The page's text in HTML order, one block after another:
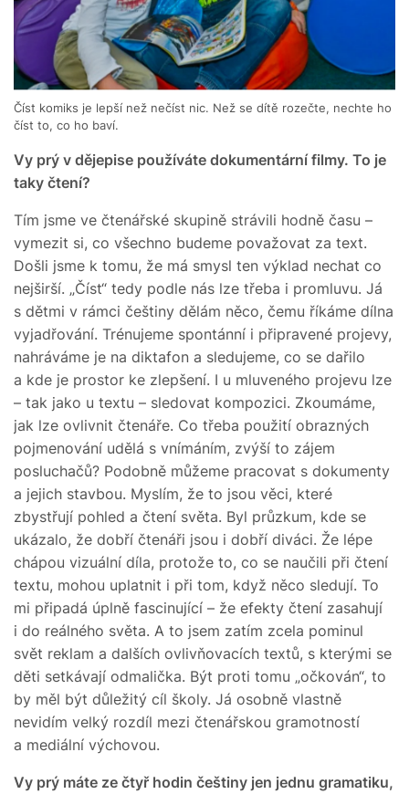
Číst komiks je lepší než nečíst nic. Než se dítě rozečte, nechte ho
číst to, co ho baví.
Vy prý v dějepise používáte dokumentární filmy. To je
taky čtení?
Tím jsme ve čtenářské skupině strávili hodně času –
vymezit si, co všechno budeme považovat za text.
Došli jsme k tomu, že má smysl ten výklad nechat co
nejširší. „Číst“ tedy podle nás lze třeba i promluvu. Já
s dětmi v rámci češtiny dělám něco, čemu říkáme dílna
vyjadřování. Trénujeme spontánní i připravené projevy,
nahráváme je na diktafon a sledujeme, co se dařilo
a kde je prostor ke zlepšení. I u mluveného projevu lze
– tak jako u textu – sledovat kompozici. Zkoumáme,
jak lze ovlivnit čtenáře. Co třeba použití obrazných
pojmenování udělá s vnímáním, zvýší to zájem
posluchačů? Podobně můžeme pracovat s dokumenty
a jejich stavbou. Myslím, že to jsou věci, které
zbystřují pohled a čtení světa. Byl průzkum, kde se
ukázalo, že dobří čtenáři jsou i dobří diváci. Že lépe
chápou vizuální díla, protože to, co se naučili při čtení
textu, mohou uplatnit i při tom, když něco sledují. To
mi připadá úplně fascinující – že efekty čtení zasahují
i do reálného světa. A to jsem zatím zcela pominul
svět reklam a dalších ovlivňovacích textů, s kterými se
děti setkávají odmalička. Být proti tomu „očkován“, to
by měl být důležitý cíl školy. Já osobně vlastně
nevidím velký rozdíl mezi čtenářskou gramotností
a mediální výchovou.
Vy prý máte ze čtyř hodin češtiny jen jednu gramatiku,